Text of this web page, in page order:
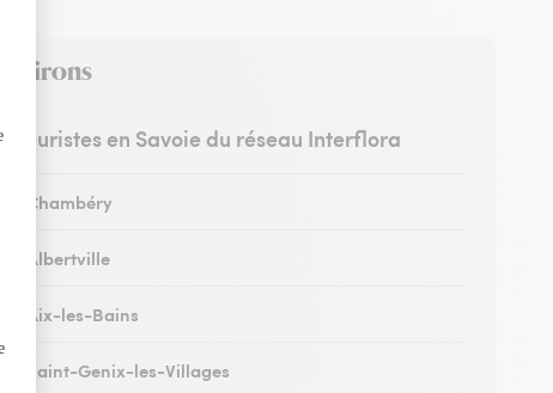
fleuristes en Savoie du réseau Interflora
à Chambéry
à Albertville
à Aix-les-Bains
à Saint-Genix-les-Villages